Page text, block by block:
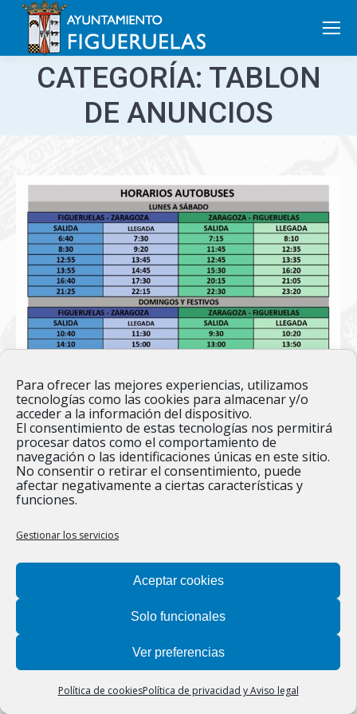
Para ofrecer las mejores experiencias, utilizamos
tecnologías como las cookies para almacenar y/o
acceder a la información del dispositivo.
El consentimiento de estas tecnologías nos permitirá
procesar datos como el comportamiento de
navegación o las identificaciones únicas en este sitio.
No consentir o retirar el consentimiento, puede
afectar negativamente a ciertas características y
funciones.
Gestionar los servicios
Aceptar cookies
Solo funcionales
Ver preferencias
Política de cookiesPolítica de privacidad y Aviso legal
Search:
CATEGORÍA: TABLON
DE ANUNCIOS
Horarios de autobuses
Noticias inicio,Tablon de anuncios
Poradminmcclic 31 marzo, 2025
Protección de datos|Política de cookies